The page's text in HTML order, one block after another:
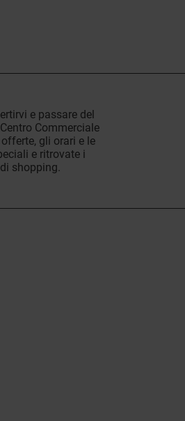
e passare del
Commerciale
gli orari e le
e ritrovate i
shopping.